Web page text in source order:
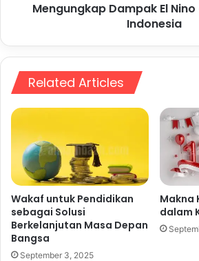
Mengungkap Dampak El
Indonesia
Related Articles
Wakaf untuk Pendidikan
sebagai Solusi
Berkelanjutan Masa Depan
Bangsa
September 3, 2025
Makna
dalam